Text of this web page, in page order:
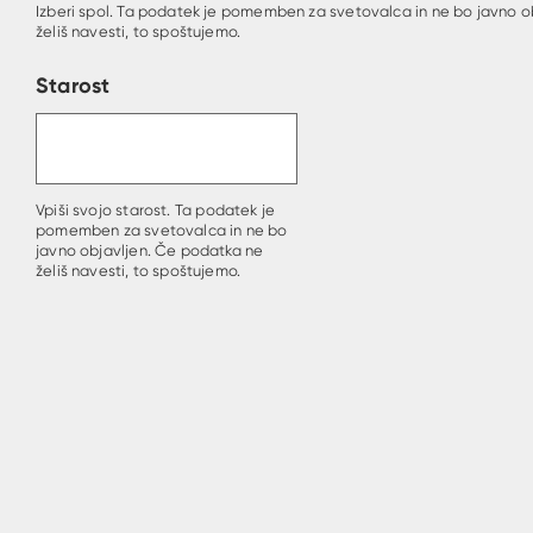
Izberi spol. Ta podatek je pomemben za svetovalca in ne bo javno
želiš navesti, to spoštujemo.
Starost
Vpiši svojo starost. Ta podatek je
pomemben za svetovalca in ne bo
javno objavljen. Če podatka ne
želiš navesti, to spoštujemo.